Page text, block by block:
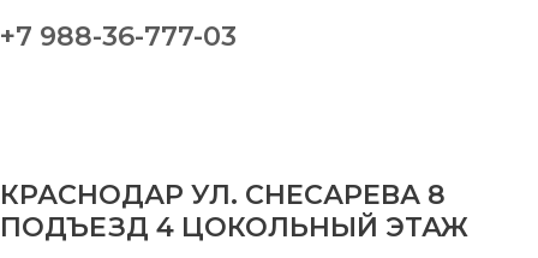
+7 988-36-777-03
КРАСНОДАР УЛ. СНЕСАРЕВА 8
ПОДЪЕЗД 4 ЦОКОЛЬНЫЙ ЭТАЖ